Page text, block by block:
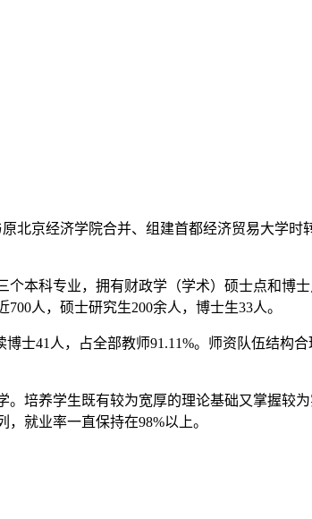
北京经济学院合并、组建首都经济贸易大学时
本科专业，拥有财政学（学术）硕士点和博
人，硕士研究生200余人，博士生33人。
士41人，占全部教师91.11%。师资队伍结构
培养学生既有较为宽厚的理论基础又掌握较
就业率一直保持在98%以上。